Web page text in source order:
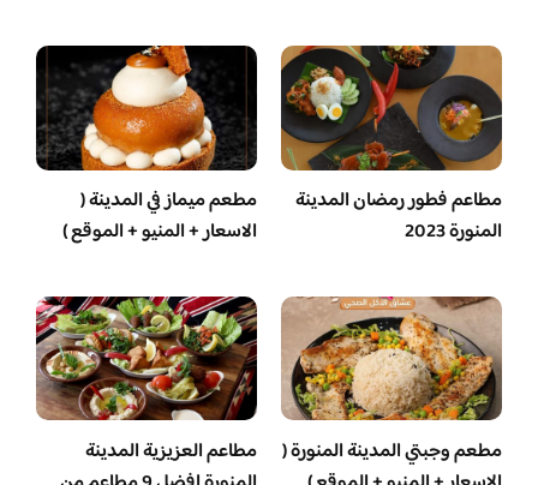
مطاعم فطور رمضان المدينة
المنورة 2023
مطعم ميماز في المدينة (
الاسعار + المنيو + الموقع )
مطعم وجبتي المدينة المنورة (
مطاعم العزيزية المدينة